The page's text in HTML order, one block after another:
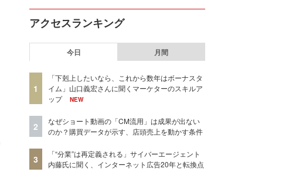
アクセスランキング
今日 月間
1
「下剋上したいなら、これから数年はボーナスタ
イム」山口義宏さんに聞くマーケターのスキルア
ップ
NEW
2
なぜショート動画の「CM流用」は成果が出ない
のか？購買データが示す、店頭売上を動かす条件
3
「“分業”は再定義される」サイバーエージェント
内藤氏に聞く、インターネット広告20年と転換点